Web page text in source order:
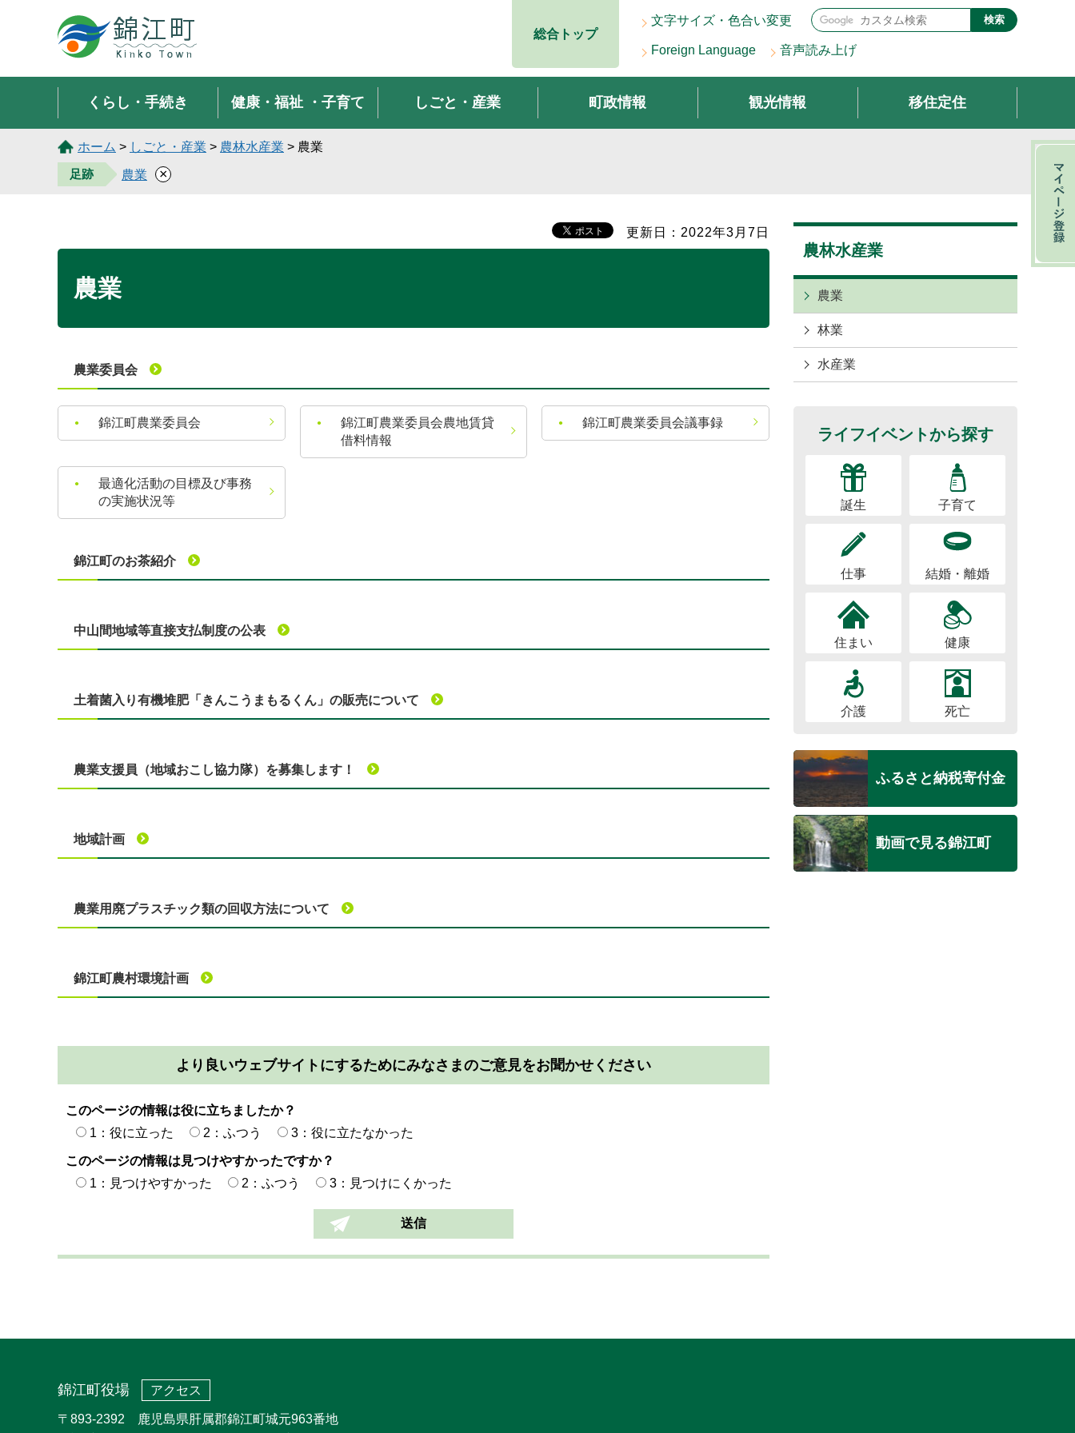
錦江町 Kinko Town
総合トップ
文字サイズ・色合い変更
Foreign Language 音声読み上げ
検索
くらし・手続き 健康・福祉・子育て しごと・産業 町政情報 観光情報 移住定住
ホーム > しごと・産業 > 農林水産業 > 農業
足跡
農業 ×
更新日：2022年3月7日
農業
農業委員会
錦江町農業委員会
錦江町農業委員会農地賃貸
借料情報
錦江町農業委員会議事録
最適化活動の目標及び事務
の実施状況等
錦江町のお茶紹介
中山間地域等直接支払制度の公表
土着菌入り有機堆肥「きんこうまもるくん」の販売について
農業支援員（地域おこし協力隊）を募集します！
地域計画
農業用廃プラスチック類の回収方法について
錦江町農村環境計画
より良いウェブサイトにするためにみなさまのご意見をお聞かせください
このページの情報は役に立ちましたか？
1：役に立った
2：ふつう 3：役に立たなかった
このページの情報は見つけやすかったですか？
1：見つけやすかった
2：ふつう 3：見つけにくかった
農林水産業
農業
林業
水産業
ライフイベントから探す
誕生 子育て
仕事 結婚・離婚
住まい 健康
介護 死亡
ふるさと納税寄付金
動画で見る錦江町
錦江町役場 アクセス
〒893-2392 鹿児島県肝属郡錦江町城元963番地